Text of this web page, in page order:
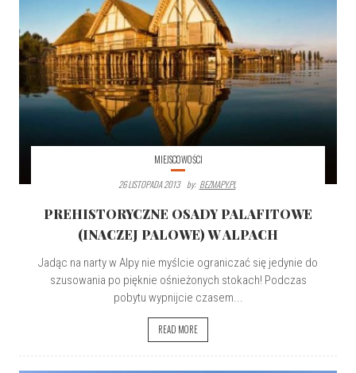
MIEJSCOWOŚCI
26 LISTOPADA 2013
By: BEZMAPY.PL
PREHISTORYCZNE OSADY PALAFITOWE
(INACZEJ PALOWE) W ALPACH
Jadąc na narty w Alpy nie myślcie ograniczać się jedynie do
szusowania po pięknie ośnieżonych stokach! Podczas
pobytu wypnijcie czasem...
READ MORE